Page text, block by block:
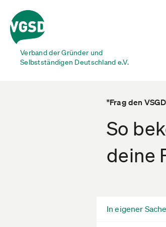
Verband der Gründer und
Selbstständigen Deutschland e.V.
"Frag den
So
deine
In eigener Sache